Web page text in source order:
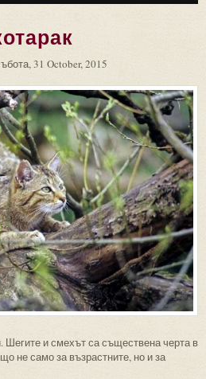
31 October, 2015
Шегите и смехът са съществена черта в
не само за възрастните, но и за